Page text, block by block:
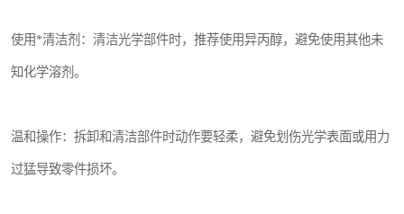
使用*清洁剂：清洁光学部件时，推荐使用异丙醇，避免使用其他未
知化学溶剂。
温和操作：拆卸和清洁部件时动作要轻柔，避免划伤光学表面或用力
过猛导致零件损坏。